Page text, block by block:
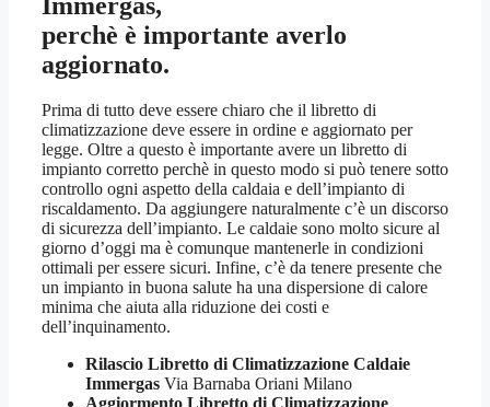
perchè è importante averlo
aggiornato.
Prima di tutto deve essere chiaro che il libretto di
climatizzazione deve essere in ordine e aggiornato per
legge. Oltre a questo è importante avere un libretto di
impianto corretto perchè in questo modo si può tenere sotto
controllo ogni aspetto della caldaia e dell’impianto di
riscaldamento. Da aggiungere naturalmente c’è un discorso
di sicurezza dell’impianto. Le caldaie sono molto sicure al
giorno d’oggi ma è comunque mantenerle in condizioni
ottimali per essere sicuri. Infine, c’è da tenere presente che
un impianto in buona salute ha una dispersione di calore
minima che aiuta alla riduzione dei costi e
dell’inquinamento.
Rilascio Libretto di Climatizzazione Caldaie
Immergas Via Barnaba Oriani Milano